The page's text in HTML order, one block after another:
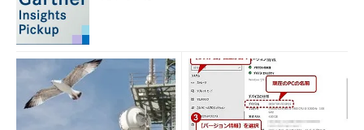
ユーザーの気付きにくいところから変更を行うことによるメリッ
ト
広告サーバや画像サーバなど、一見してHTTPS化したことが
気付かないところからHTTPS化を行ったことも大きなポイント
なった。